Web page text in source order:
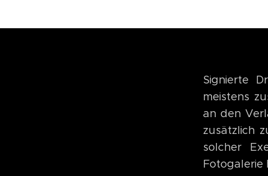
Signierte
meistens
an den
zusätzlich
solcher
Fotogalerie